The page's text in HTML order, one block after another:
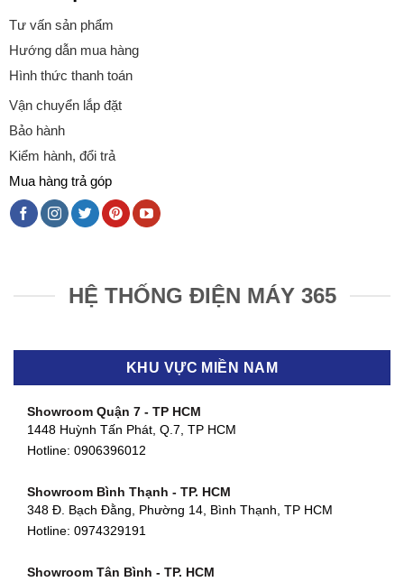
Tư vấn sản phẩm
Hướng dẫn mua hàng
Hình thức thanh toán
Vận chuyển lắp đặt
Bảo hành
Kiểm hành, đổi trả
Mua hàng trả góp
HỆ THỐNG ĐIỆN MÁY 365
KHU VỰC MIỀN NAM
Showroom Quận 7 - TP HCM
1448 Huỳnh Tấn Phát, Q.7, TP HCM
Hotline: 0906396012
Showroom Bình Thạnh - TP. HCM
348 Đ. Bạch Đằng, Phường 14, Bình Thạnh, TP HCM
Hotline: 0974329191
Showroom Tân Bình - TP. HCM